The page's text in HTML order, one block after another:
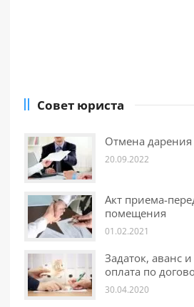
Совет юриста
Отмена дарения
20.09.2022
Акт приема-
помещения
01.02.2021
Задаток, аванс
оплата по
30.04.2020